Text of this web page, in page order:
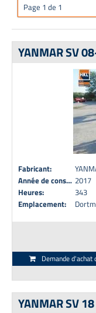
YANMAR SV
Fabricant:
Année de construction: 2017
Heures:
343
Emplacement:
Demande d'achat
YANMAR SV 18